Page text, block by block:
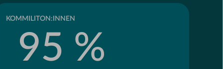
KOMMILITON:INNEN
95 %